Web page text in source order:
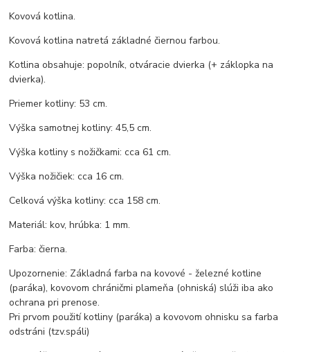
Kovová kotlina.
Kovová kotlina natretá základné čiernou farbou.
Kotlina obsahuje: popolník, otváracie dvierka (+ záklopka na
dvierka).
Priemer kotliny: 53 cm.
Výška samotnej kotliny: 45,5 cm.
Výška kotliny s nožičkami: cca 61 cm.
Výška nožičiek: cca 16 cm.
Celková výška kotliny: cca 158 cm.
Materiál: kov, hrúbka: 1 mm.
Farba: čierna.
Upozornenie: Základná farba na kovové - železné kotline
(paráka), kovovom chráničmi plameňa (ohniská) slúži iba ako
ochrana pri prenose.
Pri prvom použití kotliny (paráka) a kovovom ohnisku sa farba
odstráni (tzv.spáli)